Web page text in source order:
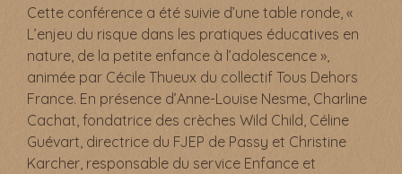
Cette conférence a été suivie d’une table ronde, «
L’enjeu du risque dans les pratiques éducatives en
nature, de la petite enfance à l’adolescence »,
animée par Cécile Thueux du collectif Tous Dehors
France. En présence d’Anne-Louise Nesme, Charline
Cachat, fondatrice des crèches Wild Child, Céline
Guévart, directrice du FJEP de Passy et Christine
Karcher, responsable du service Enfance et